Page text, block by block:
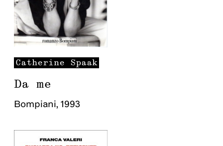
Catherine Spaak
Da me
Bompiani, 1993